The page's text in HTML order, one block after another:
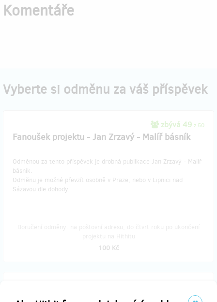
Komentáře
Vyberte si odměnu za váš příspěvek
zbývá 49 z 50
Fanoušek projektu - Jan Zrzavý - Malíř básník
Odměnou za tento příspěvek je drobná publikace Jan Zrzavý - Malíř
básník.
Odměnu je možné převzít osobně v Praze, nebo v Lipnici nad
Sázavou dle dohody.
100 Kč
Fanoušek projektu - Jan Zrzavý - Malíř básník